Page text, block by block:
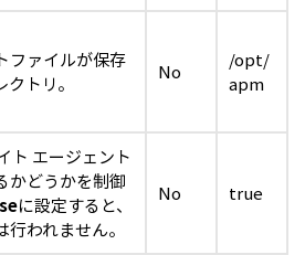
ファイルが保存
トリ。
No
/opt/
apm
ト エージェント
かどうかを制御
に設定すると、
われません。
No true